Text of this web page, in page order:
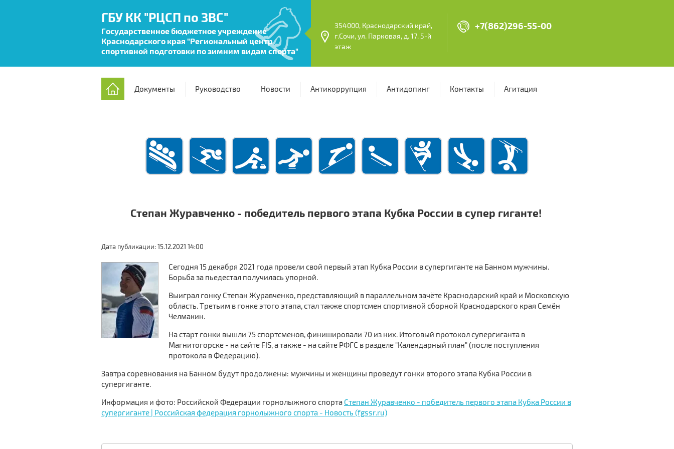
ГБУ КК "РЦСП по ЗВС"
Государственное бюджетное учреждение
Краснодарского края "Региональный центр
спортивной подготовки по зимним видам спорта"
354000, Краснодарский край,
г.Сочи, ул. Парковая, д. 17, 5-й
этаж
+7(862)296-55-00
Документы Руководство Новости Антикоррупция Антидопинг Контакты Агитация
Степан Журавченко - победитель первого этапа Кубка России в супер гиганте!
Дата публикации: 15.12.2021 14:00
Сегодня 15 декабря 2021 года провели свой первый этап Кубка России в супергиганте на Банном мужчины.
Борьба за пьедестал получилась упорной.
Выиграл гонку Степан Журавченко, представляющий в параллельном зачёте Краснодарский край и Московскую
область. Третьим в гонке этого этапа, стал также спортсмен спортивной сборной Краснодарского края Семён
Челмакин.
На старт гонки вышли 75 спортсменов, финишировали 70 из них. Итоговый протокол супергиганта в
Магнитогорске - на сайте FIS, а также - на сайте РФГС в разделе "Календарный план" (после поступления
протокола в Федерацию).
Завтра соревнования на Банном будут продолжены: мужчины и женщины проведут гонки второго этапа Кубка России в
супергиганте.
Информация и фото: Российской Федерации горнолыжного спорта Степан Журавченко - победитель первого этапа Кубка России в
супергиганте | Российская федерация горнолыжного спорта - Новость (fgssr.ru)